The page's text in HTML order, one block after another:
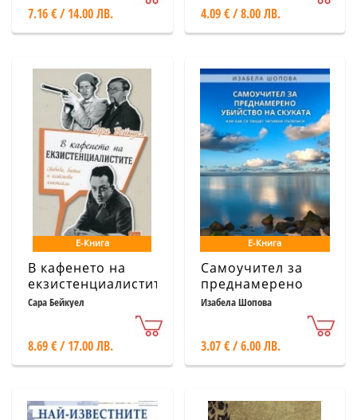
7.16 € / 14.00 ЛВ. 4.09 € / 8.00 ЛВ.
Е-Книга
В кафенето на
екзистенциалистите
Сара Бейкуел
8.69 € / 17.00 ЛВ.
Е-Книга
Самоучител за
преднамерено
убийство на
Изабела Шопова
3.07 € / 6.00 ЛВ.